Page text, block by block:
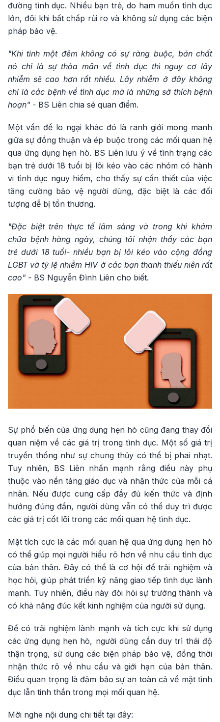
đường tình dục. Nhiều bạn trẻ, do ham muốn tình dục
lớn, đôi khi bất chấp rủi ro và không sử dụng các biện
pháp bảo vệ.
"Khi tình một đêm không có sự ràng buộc, bản chất
nó chỉ là sự thỏa mãn về tình dục thì nguy cơ lây
nhiễm sẽ cao hơn rất nhiều. Lây nhiễm ở đây không
chỉ là các bệnh về tình dục mà là những sở thích bệnh
hoạn" - BS Liên chia sẻ quan điểm.
Một vấn đề lo ngại khác đó là ranh giới mong manh
giữa sự đồng thuận và ép buộc trong các mối quan hệ
qua ứng dụng hẹn hò. BS Liên lưu ý về tình trạng các
bạn trẻ dưới 18 tuổi bị lôi kéo vào các nhóm có hành
vi tình dục nguy hiểm, cho thấy sự cần thiết của việc
tăng cường bảo vệ người dùng, đặc biệt là các đối
tượng dễ bị tổn thương.
"Đặc biệt trên thực tế lâm sàng và trong khi khám
chữa bệnh hàng ngày, chúng tôi nhận thấy các bạn
trẻ dưới 18 tuổi- nhiều bạn bị lôi kéo vào cộng đồng
LGBT và tỷ lệ nhiễm HIV ở các bạn thanh thiếu niên rất
cao" - BS Nguyễn Đình Liên cho biết.
Sự phổ biến của ứng dụng hẹn hò cũng đang thay đổi
quan niệm về các giá trị trong tình dục. Một số giá trị
truyền thống như sự chung thủy có thể bị phai nhạt.
Tuy nhiên, BS Liên nhấn mạnh rằng điều này phụ
thuộc vào nền tảng giáo dục và nhận thức của mỗi cá
nhân. Nếu được cung cấp đầy đủ kiến thức và định
hướng đúng đắn, người dùng vẫn có thể duy trì được
các giá trị cốt lõi trong các mối quan hệ tình dục.
Mặt tích cực là các mối quan hệ qua ứng dụng hẹn hò
có thể giúp mọi người hiểu rõ hơn về nhu cầu tình dục
của bản thân. Đây có thể là cơ hội để trải nghiệm và
học hỏi, giúp phát triển kỹ năng giao tiếp tình dục lành
mạnh. Tuy nhiên, điều này đòi hỏi sự trưởng thành và
có khả năng đúc kết kinh nghiệm của người sử dụng.
Để có trải nghiệm lành mạnh và tích cực khi sử dụng
các ứng dụng hẹn hò, người dùng cần duy trì thái độ
thận trọng, sử dụng các biện pháp bảo vệ, đồng thời
nhận thức rõ về nhu cầu và giới hạn của bản thân.
Điều quan trọng là đảm bảo sự an toàn cả về mặt tình
dục lẫn tinh thần trong mọi mối quan hệ.
Mời nghe nội dung chi tiết tại đây: